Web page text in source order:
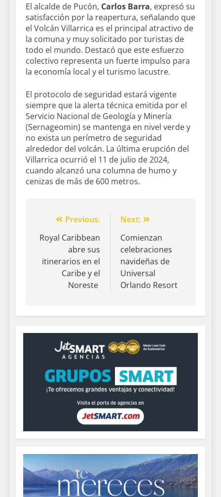
El alcalde de Pucón, Carlos Barra, expresó su
satisfacción por la reapertura, señalando que
el Volcán Villarrica es el principal atractivo de
la comuna y muy solicitado por turistas de
todo el mundo. Destacó que este esfuerzo
colectivo representa un fuerte impulso para
la economía local y el turismo lacustre.
El protocolo de seguridad estará vigente
siempre que la alerta técnica emitida por el
Servicio Nacional de Geología y Minería
(Sernageomin) se mantenga en nivel verde y
no exista un perímetro de seguridad
alrededor del volcán. La última erupción del
Villarrica ocurrió el 11 de julio de 2024,
cuando alcanzó una columna de humo y
cenizas de más de 600 metros.
Previous:
Royal Caribbean
abre sus
itinerarios en el
Caribe y el
Noreste
Next:
Comienzan
celebraciones
navideñas de
Universal
Orlando Resort